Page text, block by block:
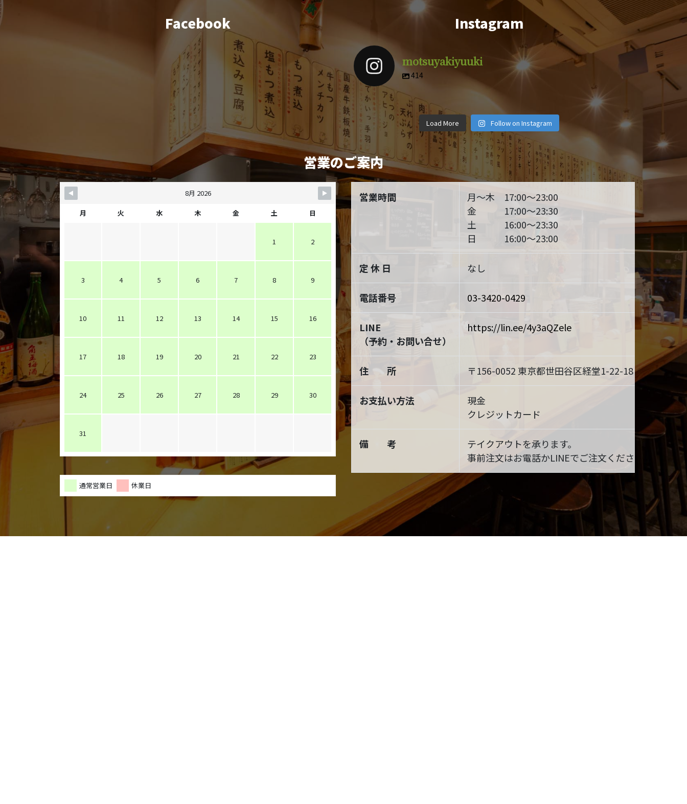
Facebook Instagram
motsuyakiyuuki
414
motsuyakiyuuki
4月 9
3月 1
2月 14
motsuyakiyuuki
motsuyakiyuuki
12月 8
motsuyakiyuuki
11月 6
motsuyakiyuuki
11月 4
motsuyakiyuuki
motsuyakiyuuki
10月 5
motsuyakiyuuki
9月 28
motsuyakiyuuki
9月 25
9月 22
Load More Follow on Instagram
営業のご案内
8月 2026
月 火 水 木 金 土 日
1 2
3 4 5 6 7 8 9
10 11 12 13 14 15 16
17 18 19 20 21 22 23
24 25 26 27 28 29 30
31
通常営業日 休業日
営業時間
月～木 17:00～23:00
金 17:00～23:30
土 16:00～23:30
日 16:00～23:00
定 休 日 なし
電話番号 03-3420-0429
LINE
（予約・お問い合せ）
https://lin.ee/4y3aQZele
住 所 〒156-0052 東京都世田谷区経堂1-22-18MAP
お支払い方法
現金
クレジットカード
備 考
テイクアウトを承ります。
事前注文はお電話かLINEでご注文ください。